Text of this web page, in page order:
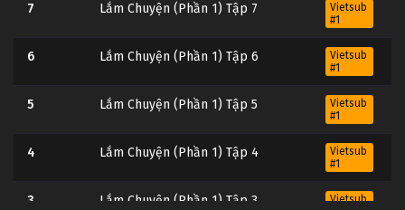
7 Lắm Chuyện (Phần 1) Tập 7
Vietsub
#1
6 Lắm Chuyện (Phần 1) Tập 6
Vietsub
#1
5 Lắm Chuyện (Phần 1) Tập 5
Vietsub
#1
4 Lắm Chuyện (Phần 1) Tập 4
Vietsub
#1
3 Lắm Chuyện (Phần 1) Tập 3
Vietsub